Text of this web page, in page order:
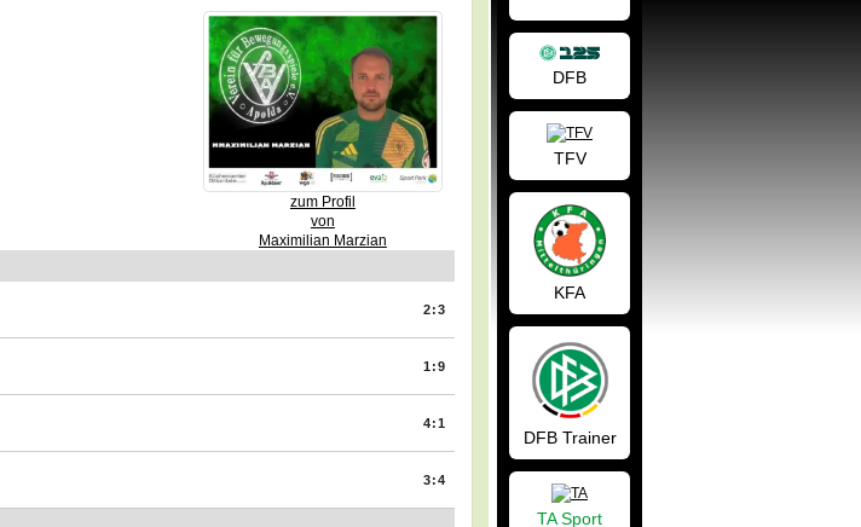
zum Profil
von
Maximilian Marzian
2:3
1:9
4:1
3:4
DFB
TFV
KFA
DFB Trainer
TA Sport